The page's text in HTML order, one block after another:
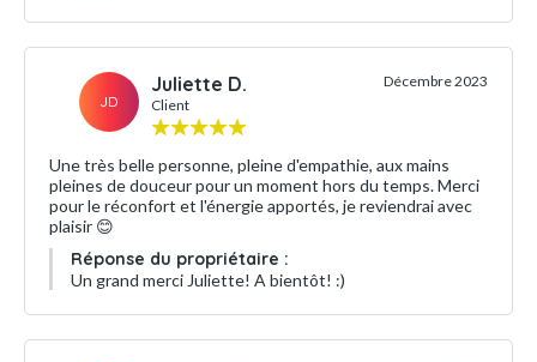
JD
Juliette D.
Client
Décembre 2023
Une très belle personne, pleine d'empathie, aux mains
pleines de douceur pour un moment hors du temps. Merci
pour le réconfort et l'énergie apportés, je reviendrai avec
plaisir 😊
Réponse du propriétaire :
Un grand merci Juliette! A bientôt! :)